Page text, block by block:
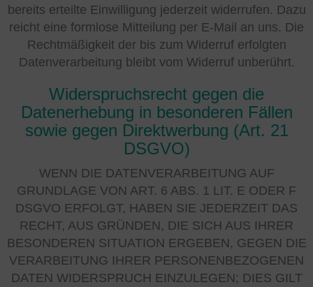
bereits erteilte Einwilligung jederzeit widerrufen. Dazu
reicht eine formlose Mitteilung per E-Mail an uns. Die
Rechtmäßigkeit der bis zum Widerruf erfolgten
Datenverarbeitung bleibt vom Widerruf unberührt.
Widerspruchsrecht gegen die
Datenerhebung in besonderen Fällen
sowie gegen Direktwerbung (Art. 21
DSGVO)
WENN DIE DATENVERARBEITUNG AUF
GRUNDLAGE VON ART. 6 ABS. 1 LIT. E ODER F
DSGVO ERFOLGT, HABEN SIE JEDERZEIT DAS
RECHT, AUS GRÜNDEN, DIE SICH AUS IHRER
BESONDEREN SITUATION ERGEBEN, GEGEN DIE
VERARBEITUNG IHRER PERSONENBEZOGENEN
DATEN WIDERSPRUCH EINZULEGEN; DIES GILT